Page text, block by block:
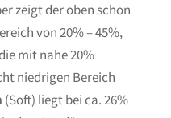
zeigt der oben schon
von 20% – 45%,
mit nahe 20%
niedrigen Bereich
(Soft) liegt bei ca. 26%